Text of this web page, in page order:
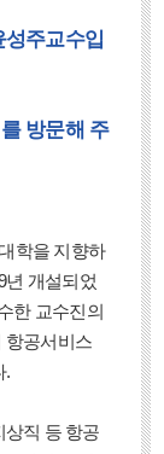
주교수입
방문해 주
학을 지향하
년 개설되었
한 교수진의
항공서비스
.
직 등 항공